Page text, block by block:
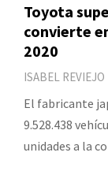
Toyota
convierte
2020
ISABEL REVIEJO
El fabricante
9.528.438
unidades a la